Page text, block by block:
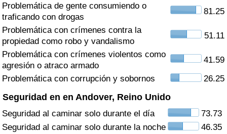
Problemática de gente consumiendo o
traficando con drogas
81.25
Problemática con crímenes contra la
propiedad como robo y vandalismo
51.11
Problemática con crímenes violentos como
agresión o atraco armado
41.59
Problemática con corrupción y sobornos
26.25
Seguridad en en Andover, Reino Unido
Seguridad al caminar solo durante el día
73.73
Seguridad al caminar solo durante la noche
46.35
Índice de contaminación
Índice de Contaminación por País
Tráfico
Índice de Tráfico
Índice de Tráfico (Actual)